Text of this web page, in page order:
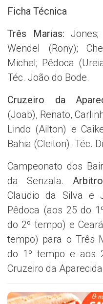
Ficha Técnica
Três Marias:
Wendel (Rony);
Michel; Pêdoca
Téc. João do Bode.
Cruzeiro da
(Joab), Renato,
Lindo (Ailton) e
Bahia (Cleiton). Téc.
Campeonato dos
da Senzala.
Claudio da Silva e
Pêdoca (aos 25 do
do 2º tempo) e
tempo) para o Três
do 1º tempo e aos
Cruzeiro da